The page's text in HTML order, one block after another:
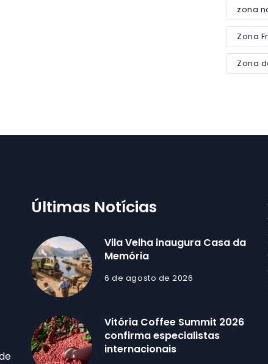
zona
Zona
Zona
Últimas Notícias
Vila Velha inaugura Casa da
Memória
6 de agosto de 2026
Vitória Coffee Summit 2026
confirma especialistas
internacionais